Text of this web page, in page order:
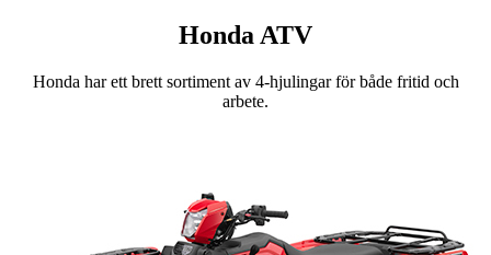
Honda ATV
Honda har ett brett sortiment av 4-hjulingar för både fritid och
arbete.